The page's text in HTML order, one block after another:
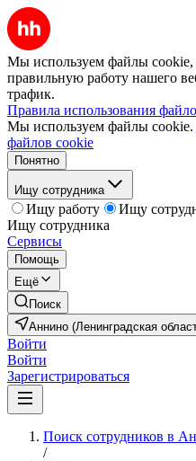
Мы используем файлы cookie,
правильную работу нашего
трафик.
Правила использования
Мы используем файлы cookie.
файлов cookie
Понятно
Ищу сотрудника
Ищу работу
Ищу
Ищу сотрудника
Сервисы
Помощь
Ещё
Поиск
Аннино (Ленинградская
Войти
Войти
Зарегистрироваться
Поиск сотрудников в
/